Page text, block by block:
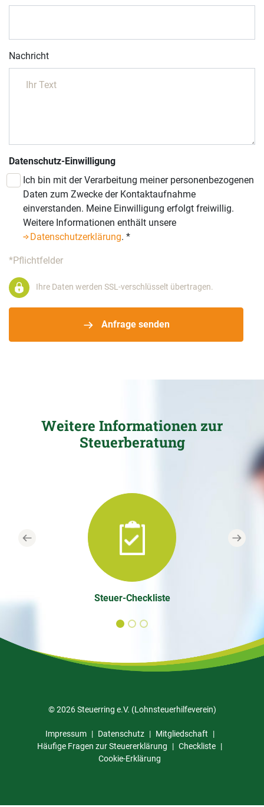
Nachricht
Datenschutz-Einwilligung
Ich bin mit der Verarbeitung meiner personenbezogenen
Daten zum Zwecke der Kontaktaufnahme
einverstanden. Meine Einwilligung erfolgt freiwillig.
Weitere Informationen enthält unsere
Datenschutzerklärung. *
*Pflichtfelder
Anfrage senden
Ihre Daten werden SSL-verschlüsselt übertragen.
Weitere Informationen zur
Steuerberatung
Steuer-Checkliste
Previous Next
© 2026 Steuerring e.V. (Lohnsteuerhilfeverein)
Impressum Datenschutz
Mitgliedschaft
Häufige Fragen zur Steuererklärung
Checkliste
Cookie-Erklärung